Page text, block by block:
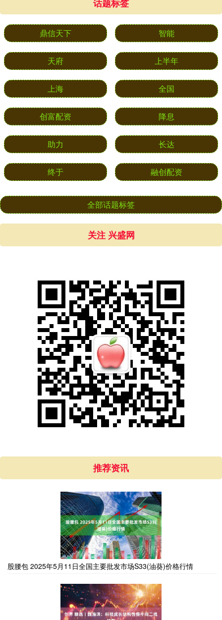
话题标签
鼎信天下 智能
天府 上半年
上海 全国
创富配资 降息
助力 长达
终于 融创配资
全部话题标签
关注 兴盛网
推荐资讯
股腰包 2025年5月11日全国主要批发市场S33(油葵)价格行情